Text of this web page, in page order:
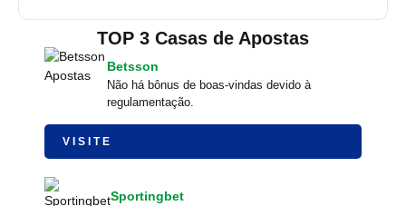
TOP 3 Casas de Apostas
Betsson
Não há bônus de boas-vindas devido à
regulamentação.
VISITE
Sportingbet